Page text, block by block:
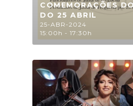
COMEMORAÇÕES
DO 25 ABRIL
25-ABR-2024
15:00h - 17:30h